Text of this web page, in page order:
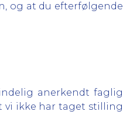
og at du efterfølgende
anerkendt faglig
vi ikke har taget stilling